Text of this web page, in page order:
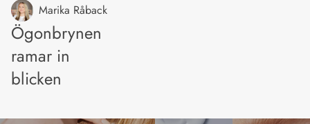
Marika Råback
Ögonbrynen
ramar in
blicken